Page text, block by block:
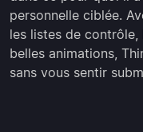
personnelle ciblée.
les listes de
belles animations,
sans vous sentir